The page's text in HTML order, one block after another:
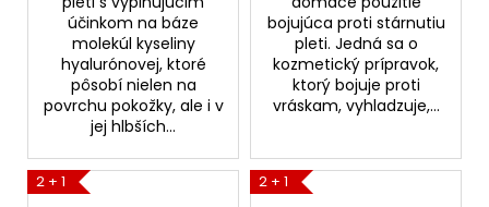
účinkom na báze
molekúl kyseliny
hyalurónovej, ktoré
pôsobí nielen na
povrchu pokožky, ale i v
jej hlbších...
bojujúca proti stárnutiu
pleti. Jedná sa o
kozmetický prípravok,
ktorý bojuje proti
vráskam, vyhladzuje,...
2 + 1 2 + 1